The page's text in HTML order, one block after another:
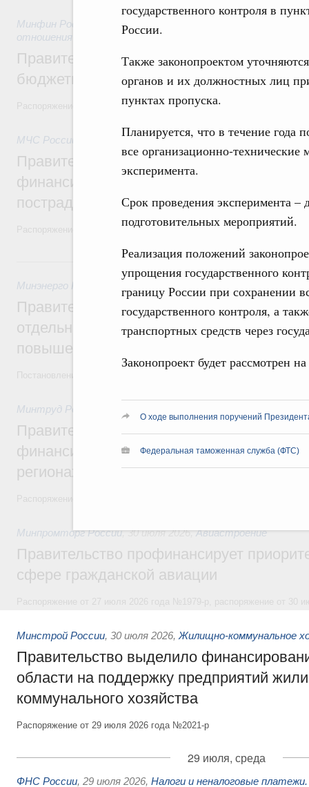
государственного контроля в
России.
Также законопроектом
органов и их должностных лиц
пунктах пропуска.
Планируется, что в течение года
все организационно-технические
эксперимента.
Срок проведения эксперимента –
подготовительных мероприятий.
Реализация положений
упрощения государственного
границу России при сохранении
государственного контроля, а
транспортных средств через
Законопроект будет рассмотрен
О ходе выполнения поручений
Федеральная таможенная служба (ФТС)
Минфин России 31 июля 2026
отношения
Правительство спишет часть
бюджетным кредитам ещё двум
Распоряжение от 29 июля 2026 года №2016-р
МЧС России 31 июля 2026,Чрезвычайные ситуации и
Правительство выделило
финансирование Дагестану и Чечне на
пострадавшим от наводнения
Распоряжение от 28 июля 2026 года №1999-р и распоряжение от
30 июля, четверг
Минэнерго России ФАС России,
Правительство ввело новый временный
отдельных видов топлива и утвердило
повышения доступности нефтепродуктов
Минтруд России
Правительство выделило
финансирование на поддержку бизнеса
регионах
Минпромторг России,30 июля 2026,Авиастроение
Правительство профинансирует
сфере гражданской авиации
Минстрой России, 30 июля 2026, Жилищно-коммунальное
Правительство выделило
области на поддержку предприятий
коммунального хозяйства
Распоряжение от 29 июля 2026 года №2021-р
29 июля, среда
ФНС России, 29 июля 2026, Налоги и неналоговые